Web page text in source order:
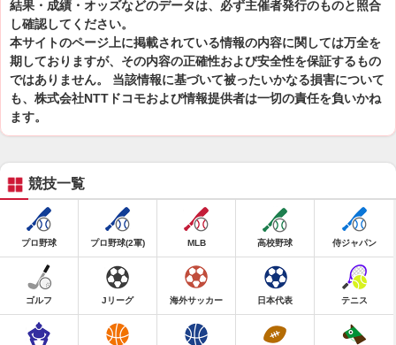
結果・成績・オッズなどのデータは、必ず主催者発行のものと照合
し確認してください。
本サイトのページ上に掲載されている情報の内容に関しては万全を
期しておりますが、その内容の正確性および安全性を保証するもの
ではありません。 当該情報に基づいて被ったいかなる損害について
も、株式会社NTTドコモおよび情報提供者は一切の責任を負いかね
ます。
競技一覧
プロ野球 プロ野球(2軍) MLB 高校野球 侍ジャパン
ゴルフ Jリーグ 海外サッカー 日本代表 テニス